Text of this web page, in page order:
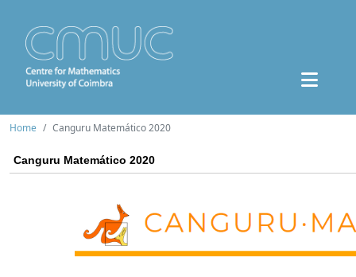
Home Canguru Matemático 2020
Canguru Matemático 2020